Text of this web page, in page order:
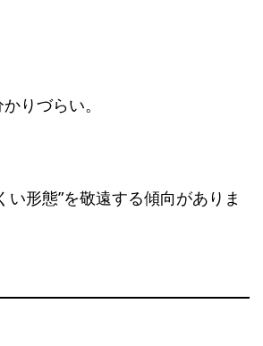
りづらい。
い形態”を敬遠する傾向がありま